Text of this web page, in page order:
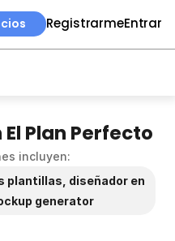
RegistrarmeEntrar
Plan Perfecto
incluyen:
plantillas, diseñador en
generator